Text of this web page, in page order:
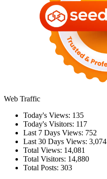
Web Traffic
Today's Views: 135
Today's Visitors: 117
Last 7 Days Views: 752
Last 30 Days Views: 3,074
Total Views: 14,081
Total Visitors: 14,880
Total Posts: 303